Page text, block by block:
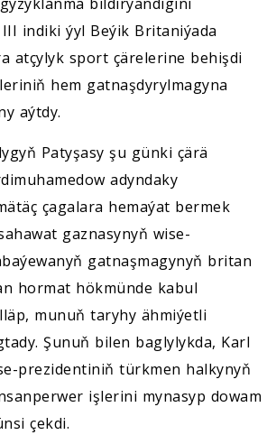
indiki ýyl Beýik Britaniýada
atçylyk sport çärelerine behişdi
hem gatnaşdyrylmagyna
aýtdy.
Patyşasy şu günki çärä
adyndaky
çagalara hemaýat bermek
gaznasynyň wise-
gatnaşmagynyň britan
hormat hökmünde kabul
munuň taryhy ähmiýetli
Şunuň bilen baglylykda, Karl
prezidentiniň türkmen halkynyň
işlerini mynasyp dowam
çekdi.